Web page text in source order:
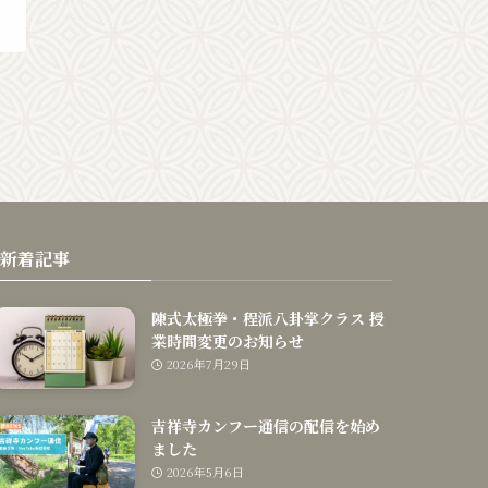
新着記事
陳式太極拳・程派八卦掌クラス 授
業時間変更のお知らせ
2026年7月29日
吉祥寺カンフー通信の配信を始め
ました
2026年5月6日